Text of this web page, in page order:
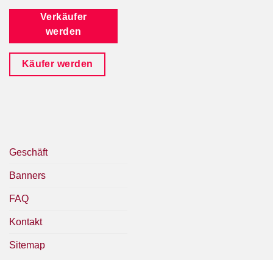
Verkäufer
werden
Käufer werden
Geschäft
Banners
FAQ
Kontakt
Sitemap